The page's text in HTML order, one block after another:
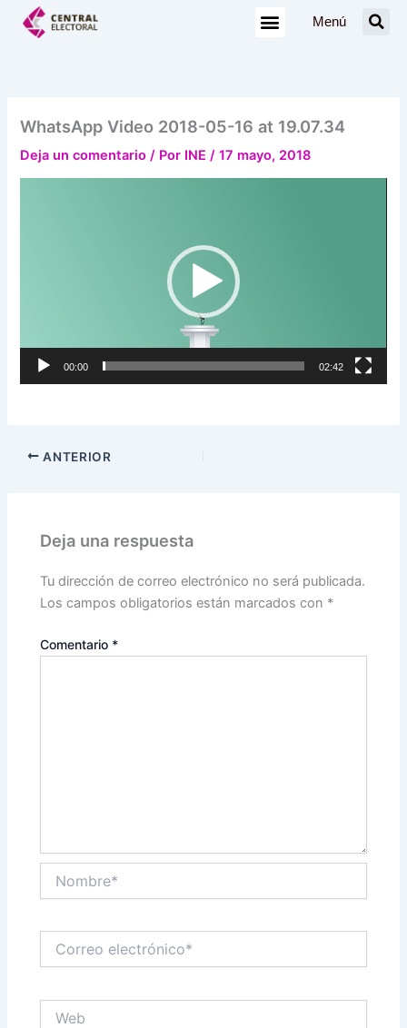
Menú
WhatsApp Video 2018-05-16 at 19.07.34
Deja un comentario / Por INE/17 mayo, 2018
00:00 02:42
ANTERIOR
Deja una respuesta
Tu dirección de correo electrónico no será publicada.
Los campos obligatorios están marcados con *
Comentario *
electrónico*